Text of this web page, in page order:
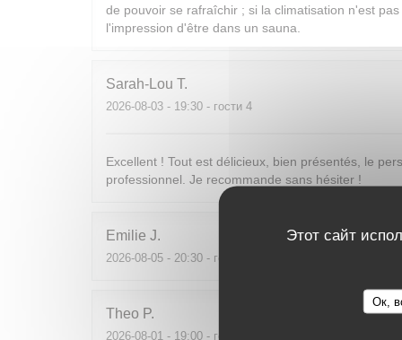
Этот сайт
Ок,
de pouvoir se rafraîchir ; si la climatisation n'est
l'impression d'être dans un sauna.
Sarah-Lou T
2026-08-03 - 19:30 - гости 4
Excellent ! Tout est délicieux, bien présentés, le
professionnel. Je recommande sans hésiter !
Emilie J
2026-08-05 - 20:30 - гости 2
Theo P
2026-08-01 - 19:00 - гости 2